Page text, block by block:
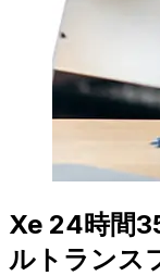
Xe 24時間
ルトランス